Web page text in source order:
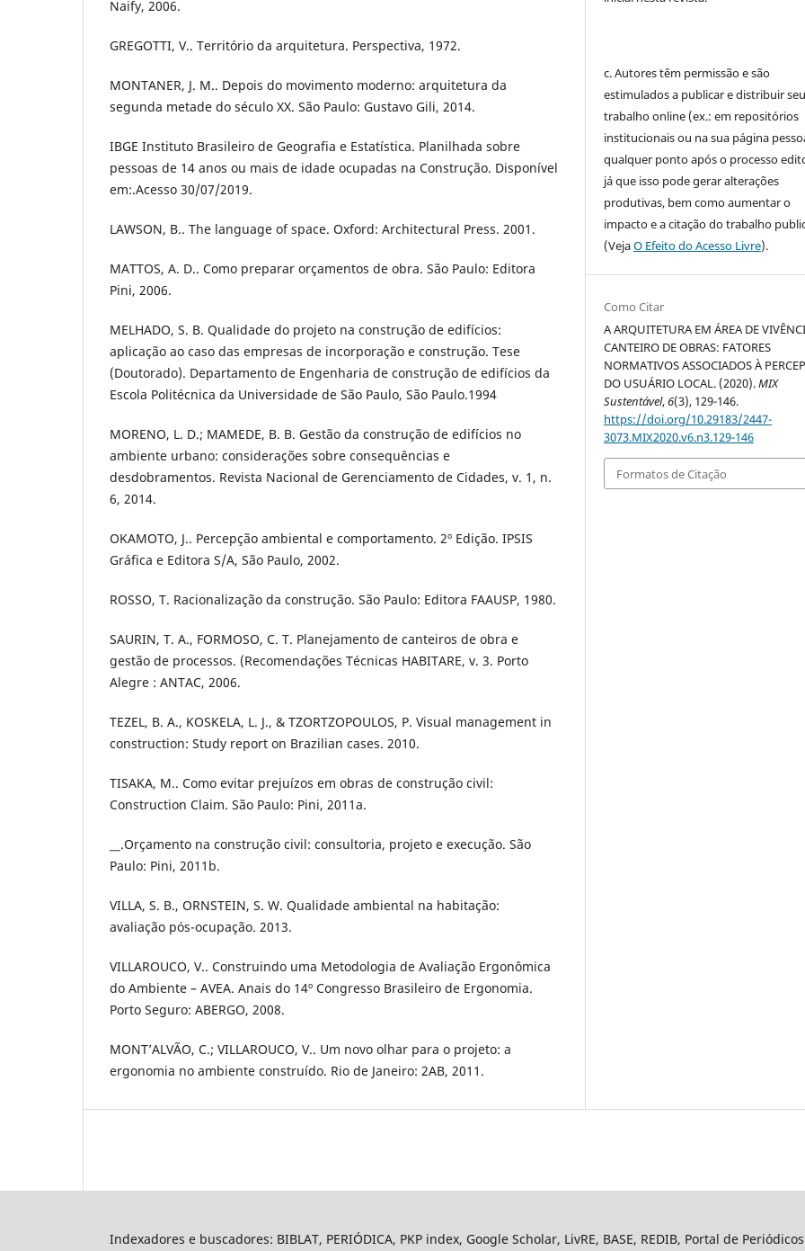
Naify, 2006.
GREGOTTI, V.. Território da arquitetura. Perspectiva, 1972.
MONTANER, J. M.. Depois do movimento moderno: arquitetura da
segunda metade do século XX. São Paulo: Gustavo Gili, 2014.
IBGE Instituto Brasileiro de Geografia e Estatística. Planilhada sobre
pessoas de 14 anos ou mais de idade ocupadas na Construção. Disponível
em:.Acesso 30/07/2019.
LAWSON, B.. The language of space. Oxford: Architectural Press. 2001.
MATTOS, A. D.. Como preparar orçamentos de obra. São Paulo: Editora
Pini, 2006.
MELHADO, S. B. Qualidade do projeto na construção de edifícios:
aplicação ao caso das empresas de incorporação e construção. Tese
(Doutorado). Departamento de Engenharia de construção de edifícios da
Escola Politécnica da Universidade de São Paulo, São Paulo.1994
MORENO, L. D.; MAMEDE, B. B. Gestão da construção de edifícios no
ambiente urbano: considerações sobre consequências e
desdobramentos. Revista Nacional de Gerenciamento de Cidades, v. 1, n.
6, 2014.
OKAMOTO, J.. Percepção ambiental e comportamento. 2º Edição. IPSIS
Gráfica e Editora S/A, São Paulo, 2002.
ROSSO, T. Racionalização da construção. São Paulo: Editora FAAUSP, 1980.
SAURIN, T. A., FORMOSO, C. T. Planejamento de canteiros de obra e
gestão de processos. (Recomendações Técnicas HABITARE, v. 3. Porto
Alegre : ANTAC, 2006.
TEZEL, B. A., KOSKELA, L. J., & TZORTZOPOULOS, P. Visual management in
construction: Study report on Brazilian cases. 2010.
TISAKA, M.. Como evitar prejuízos em obras de construção civil:
Construction Claim. São Paulo: Pini, 2011a.
__.Orçamento na construção civil: consultoria, projeto e execução. São
Paulo: Pini, 2011b.
VILLA, S. B., ORNSTEIN, S. W. Qualidade ambiental na habitação:
avaliação pós-ocupação. 2013.
VILLAROUCO, V.. Construindo uma Metodologia de Avaliação Ergonômica
do Ambiente – AVEA. Anais do 14º Congresso Brasileiro de Ergonomia.
Porto Seguro: ABERGO, 2008.
MONT’ALVÃO, C.; VILLAROUCO, V.. Um novo olhar para o projeto: a
ergonomia no ambiente construído. Rio de Janeiro: 2AB, 2011.
c. Autores têm permissão e são
estimulados a publicar e distribuir seu
trabalho online (ex.: em repositórios
institucionais ou na sua página
qualquer ponto após o processo
já que isso pode gerar alterações
produtivas, bem como aumentar o
impacto e a citação do trabalho
(VejaO Efeito do Acesso Livre).
Como Citar
A ARQUITETURA EM ÁREA DE
CANTEIRO DE OBRAS: FATORES
NORMATIVOS ASSOCIADOS À
DO USUÁRIO LOCAL. (2020).MIX
Sustentável,6(3), 129-146.
https://doi.org/10.29183/2447-
3073.MIX2020.v6.n3.129-146
Formatos de Citação
Indexadores e buscadores: BIBLAT, PERIÓDICA, PKP index, Google Scholar, LivRE, BASE, REDIB, Portal de Periódicos